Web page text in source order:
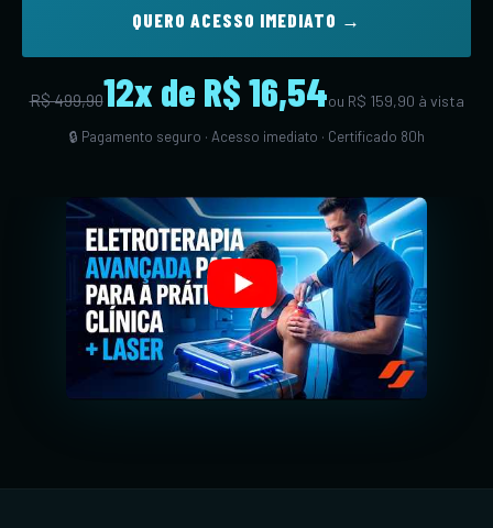
QUERO ACESSO IMEDIATO →
R$ 499,9012x de R$ 16,54ou R$ 159,90 à vista
🔒 Pagamento seguro · Acesso imediato · Certificado 80h